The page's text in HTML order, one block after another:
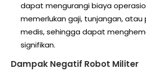
dapat mengurangi biaya
memerlukan gaji, tunjangan,
medis, sehingga dapat
signifikan.
Dampak Negatif Robot Militer